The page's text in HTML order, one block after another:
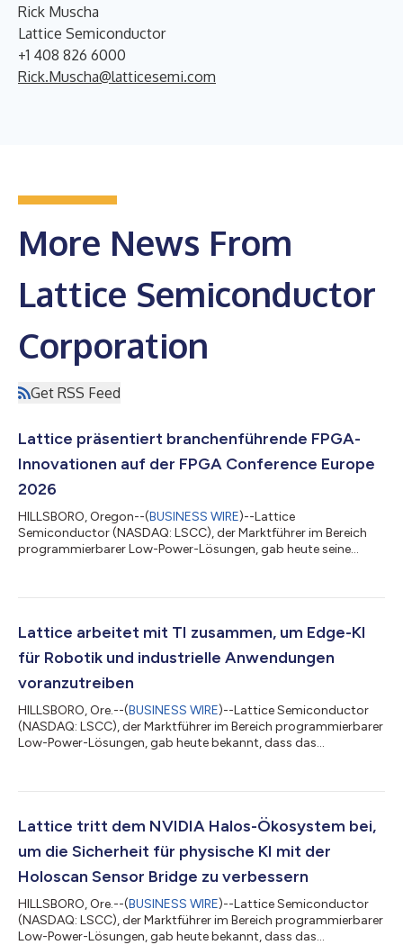
Rick Muscha
Lattice Semiconductor
+1 408 826 6000
Rick.Muscha@latticesemi.com
More News From
Lattice Semiconductor
Corporation
Get RSS Feed
Lattice präsentiert branchenführende FPGA-
Innovationen auf der FPGA Conference Europe
2026
HILLSBORO, Oregon--(BUSINESS WIRE)--Lattice
Semiconductor (NASDAQ: LSCC), der Marktführer im Bereich
programmierbarer Low-Power-Lösungen, gab heute seine
Vortragsveranstaltungen teilnehmen, um zu veranschaulichen,
zahlreichen Branchen vorantreiben. Das Unternehmen wird
zudem seine neuesten technologischen Fortschritte im Bereich
der FPGA-Tec...
Lattice arbeitet mit TI zusammen, um Edge-KI
für Robotik und industrielle Anwendungen
voranzutreiben
HILLSBORO, Ore.--(BUSINESS WIRE)--Lattice Semiconductor
(NASDAQ: LSCC), der Marktführer im Bereich programmierbarer
Low-Power-Lösungen, gab heute bekannt, dass das
KI-Systeme zu skalieren. Die Kombination aus den
Bridge-Lösung, die auf der energiesparenden FPGA-Technologie
von Lattice basiert, bietet Entwicklern eine flexib...
Lattice tritt dem NVIDIA Halos-Ökosystem bei,
um die Sicherheit für physische KI mit der
Holoscan Sensor Bridge zu verbessern
HILLSBORO, Ore.--(BUSINESS WIRE)--Lattice Semiconductor
(NASDAQ: LSCC), der Marktführer im Bereich programmierbarer
Low-Power-Lösungen, gab heute bekannt, dass das